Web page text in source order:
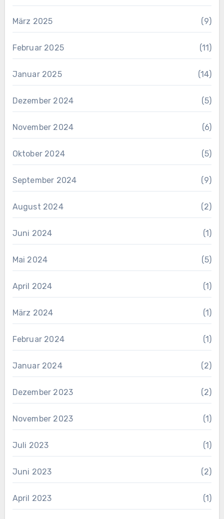
März 2025 (9)
Februar 2025 (11)
Januar 2025 (14)
Dezember 2024 (5)
November 2024 (6)
Oktober 2024 (5)
September 2024 (9)
August 2024 (2)
Juni 2024 (1)
Mai 2024 (5)
April 2024 (1)
März 2024 (1)
Februar 2024 (1)
Januar 2024 (2)
Dezember 2023 (2)
November 2023 (1)
Juli 2023 (1)
Juni 2023 (2)
April 2023 (1)